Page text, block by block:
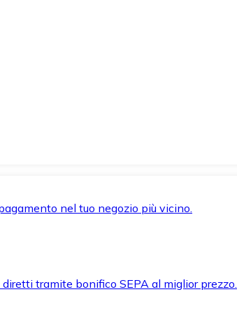
nel tuo negozio più vicino.
tramite bonifico SEPA al miglior prezzo.